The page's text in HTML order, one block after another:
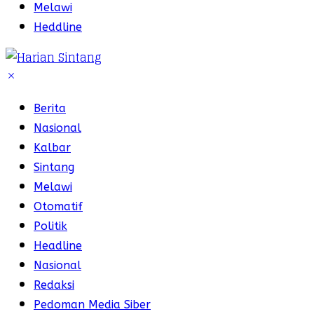
Melawi
Heddline
Berita
Nasional
Kalbar
Sintang
Melawi
Otomatif
Politik
Headline
Nasional
Redaksi
Pedoman Media Siber